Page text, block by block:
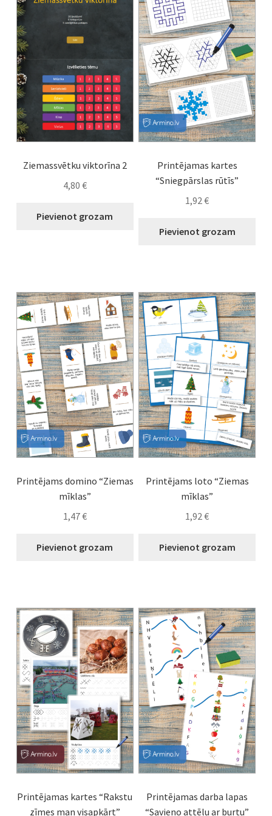
Ziemassvētku viktorīna 2
4,80 €
Pievienot grozam
Printējamas kartes
“Sniegpārslas rūtīs”
1,92€
Pievienot grozam
Printējams domino “Ziemas
mīklas”
1,47€
Pievienot grozam
Printējams loto “Ziemas
mīklas”
1,92€
Pievienot grozam
Printējamas kartes “Rakstu
zīmes man visapkārt”
Printējamas darba lapas
“Savieno attēlu ar burtu”